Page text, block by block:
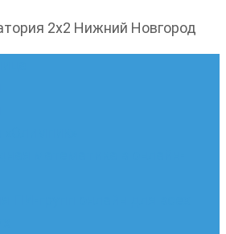
2х2 Нижний Новгород